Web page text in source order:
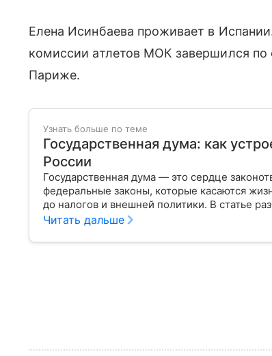
Елена Исинбаева проживает в
комиссии атлетов МОК завершился
Париже.
Узнать больше по теме
Государственная дума: как
России
Государственная дума — это сердце
федеральные законы, которые касаются
до налогов и внешней политики. В статье
Читать дальше